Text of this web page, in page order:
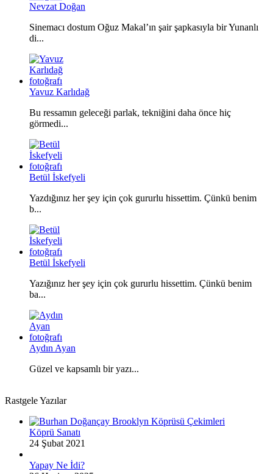
Nevzat Doğan
Sinemacı dostum Oğuz Makal’ın şair şapkasıyla bir Yunanlı
di...
Yavuz Karlıdağ
Bu ressamın geleceği parlak, tekniğini daha önce hiç
görmedi...
Betül İskefyeli
Yazdığınız her şey için çok gururlu hissettim. Çünkü benim
b...
Betül İskefyeli
Yazığınız her şey için çok gururlu hissettim. Çünkü benim
ba...
Aydın Ayan
Güzel ve kapsamlı bir yazı...
Rastgele Yazılar
Köprü Sanatı
24 Şubat 2021
Yapay Ne İdi?